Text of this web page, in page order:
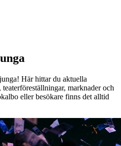
Här hittar du aktuella
marknader och
eller besökare finns det alltid